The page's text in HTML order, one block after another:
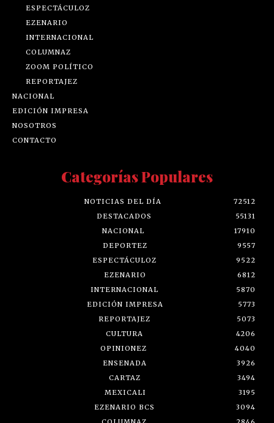
ESPECTÁCULOZ
EZENARIO
INTERNACIONAL
COLUMNAZ
ZOOM POLÍTICO
REPORTAJEZ
NACIONAL
EDICIÓN IMPRESA
NOSOTROS
CONTACTO
Categorías Populares
NOTICIAS DEL DÍA
72512
DESTACADOS
55131
NACIONAL
17910
DEPORTEZ
9557
ESPECTÁCULOZ
9522
EZENARIO
6812
INTERNACIONAL
5870
EDICIÓN IMPRESA
5773
REPORTAJEZ
5073
CULTURA
4206
OPINIONEZ
4040
ENSENADA
3926
CARTAZ
3494
MEXICALI
3195
EZENARIO BCS
3094